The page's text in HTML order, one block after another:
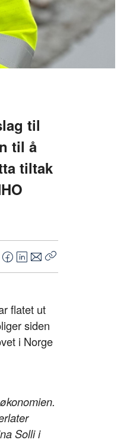
til
til å
tiltak
F
a
e
b
o
o
L
i
k
d
I
E
-
o
s
t
Kopier
flatet ut
siden
i Norge
Solli i